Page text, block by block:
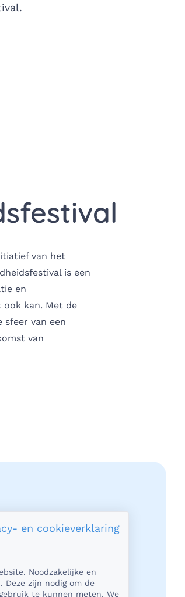
van het
is een
en
kan. Met de
sfeer van een
van
gegevens, dan
en cookieverklaring
Noodzakelijke en
zijn nodig om de
te kunnen meten. We